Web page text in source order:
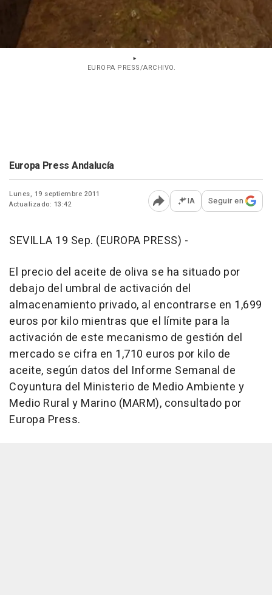
EUROPA PRESS/ARCHIVO.
Europa Press Andalucía
Lunes, 19 septiembre 2011
Actualizado: 13:42
Abrir opciones para
IA Seguir en
SEVILLA 19 Sep. (EUROPA PRESS) -
El precio del aceite de oliva se ha situado por
debajo del umbral de activación del
almacenamiento privado, al encontrarse en 1,699
euros por kilo mientras que el límite para la
activación de este mecanismo de gestión del
mercado se cifra en 1,710 euros por kilo de
aceite, según datos del Informe Semanal de
Coyuntura del Ministerio de Medio Ambiente y
Medio Rural y Marino (MARM), consultado por
Europa Press.